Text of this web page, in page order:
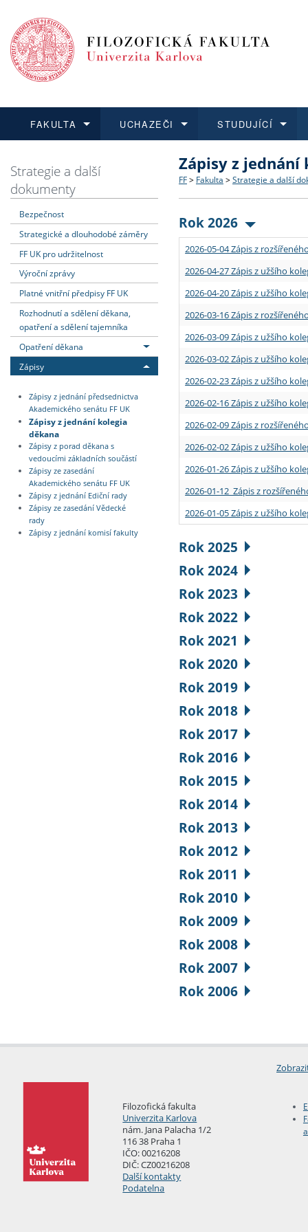
FAKULTA
Dozvědět se více
Struktura a historie
Strategie a další
Podpora a benefity pro
Absolventi fakulty
UCHAZEČI
Podat přihlášku
Co studovat a jak se
Učitelské studijní
Informace k průběhu
STUDUJÍCÍ
Dozvědět se více
Bakalářské a magisterské
Doktorské studium
Rigorózní řízení
Dozvědět se více
O vědě a výzkumu na FF
Akademické kvalifikace
Granty a projekty
Dozvědět se více
Aktuální nabídky a
Vyjíždějící studenti
Přijíždějící studenti
Vyjíždějící zaměstnanci
Strategie a další
dokumenty
Bezpečnost
Strategické a dlouhodobé záměry
FF UK pro udržitelnost
Výroční zprávy
Platné vnitřní předpisy FF UK
Rozhodnutí a sdělení děkana,
opatření a sdělení tajemníka
Opatření děkana
Zápisy
Zápisy z jednání předsednictva
Akademického senátu FF UK
Zápisy z jednání kolegia
děkana
Zápisy z porad děkana s
vedoucími základních součástí
Zápisy ze zasedání
Akademického senátu FF UK
Zápisy z jednání Ediční rady
Zápisy ze zasedání Vědecké
rady
Zápisy z jednání komisí fakulty
Zápisy z jednání
FF > Fakulta > Strategie a další
Rok 2026
2026-05-04 Zápis z
2026-04-27 Zápis z užšího
2026-04-20 Zápis z užšího
2026-03-16 Zápis z
2026-03-09 Zápis z užšího
2026-03-02 Zápis z užšího
2026-02-23 Zápis z užšího
2026-02-16 Zápis z užšího
2026-02-09 Zápis z
2026-02-02 Zápis z užšího
2026-01-26 Zápis z užšího
2026-01-12 Zápis z
2026-01-05 Zápis z užšího
Rok 2025
Rok 2024
Rok 2023
Rok 2022
Rok 2021
Rok 2020
Rok 2019
Rok 2018
Rok 2017
Rok 2016
Rok 2015
Rok 2014
Rok 2013
Rok 2012
Rok 2011
Rok 2010
Rok 2009
Rok 2008
Rok 2007
Rok 2006
Filozofická fakulta
Univerzita Karlova
nám. Jana Palacha 1/2
116 38 Praha 1
IČO: 00216208
DIČ: CZ00216208
Další kontakty
Podatelna